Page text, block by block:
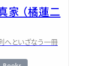
家 （橘蓮二
へといざなう一冊